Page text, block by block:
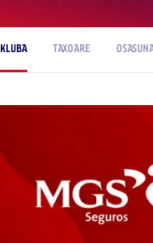
KLUBA TAXOARE